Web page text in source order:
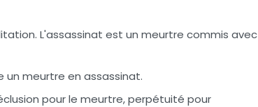
L'assassinat est un meurtre commis avec
meurtre en assassinat.
pour le meurtre, perpétuité pour